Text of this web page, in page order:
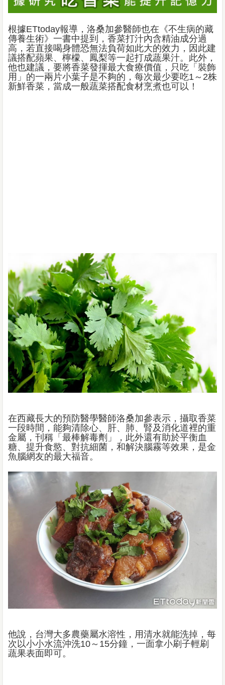
根據ETtoday報導，洛桑加參醫師也在《不生病的藏
傳養生術》一書中提到，香菜打汁內含精油成分過
高，若直接喝身體恐無法負荷如此大的效力，因此建
議搭配蘋果、檸檬、鳳梨等一起打成蔬果汁。此外，
他也建議，要將香菜發揮最大食療價值，只吃「裝飾
用」的一兩片小葉子是不夠的，每次最少要吃1～2株
新鮮香菜，當成一般蔬菜搭配食材烹煮也可以！
在西藏長大的預防醫學醫師洛桑加參表示，攝取香菜
一段時間，能夠清除心、肝、肺、腎及消化道裡的重
金屬，刊稱「最棒解毒劑」，此外還有助於平衡血
糖、提升食慾、對抗細菌，和解決腦霧等效果，是金
魚腦網友的最大福音。
他說，台灣大多農藥屬水溶性，用清水就能洗掉，每
次以小小水流沖洗10～15分鐘，一面拿小刷子輕刷
蔬果表面即可。